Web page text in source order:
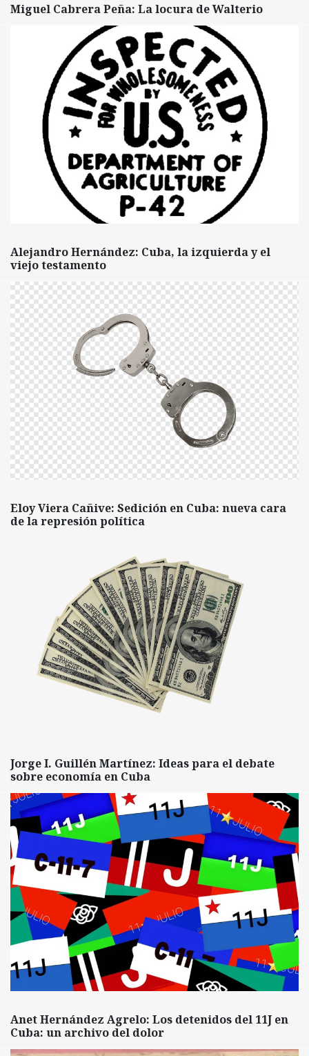
Miguel Cabrera Peña: La locura de Walterio
Alejandro Hernández: Cuba, la izquierda y el
viejo testamento
Eloy Viera Cañive: Sedición en Cuba: nueva cara
de la represión política
Jorge I. Guillén Martínez: Ideas para el debate
sobre economía en Cuba
Anet Hernández Agrelo: Los detenidos del 11J en
Cuba: un archivo del dolor